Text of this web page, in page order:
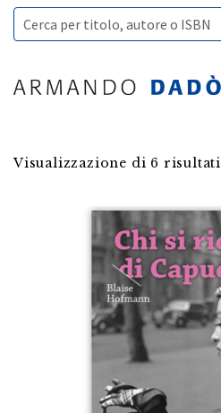
Visualizzazione di 6 risultati